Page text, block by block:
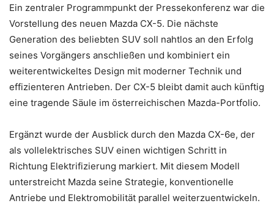
Ein zentraler Programmpunkt der Pressekonferenz war die
Vorstellung des neuen Mazda CX-5. Die nächste
Generation des beliebten SUV soll nahtlos an den Erfolg
seines Vorgängers anschließen und kombiniert ein
weiterentwickeltes Design mit moderner Technik und
effizienteren Antrieben. Der CX-5 bleibt damit auch künftig
eine tragende Säule im österreichischen Mazda-Portfolio.
Ergänzt wurde der Ausblick durch den Mazda CX-6e, der
als vollelektrisches SUV einen wichtigen Schritt in
Richtung Elektrifizierung markiert. Mit diesem Modell
unterstreicht Mazda seine Strategie, konventionelle
Antriebe und Elektromobilität parallel weiterzuentwickeln.